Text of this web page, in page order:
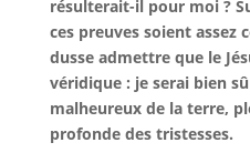
résulterait-il pour moi ?
ces preuves soient assez
dusse admettre que le
véridique : je serai bien
malheureux de la terre,
profonde des tristesses.